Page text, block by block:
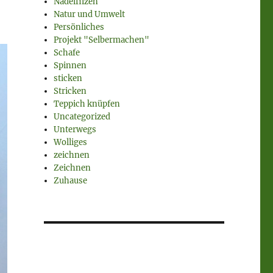
Natur und Umwelt
Persönliches
Projekt "Selbermachen"
Schafe
Spinnen
sticken
Stricken
Teppich knüpfen
Uncategorized
Unterwegs
Wolliges
zeichnen
Zeichnen
Zuhause